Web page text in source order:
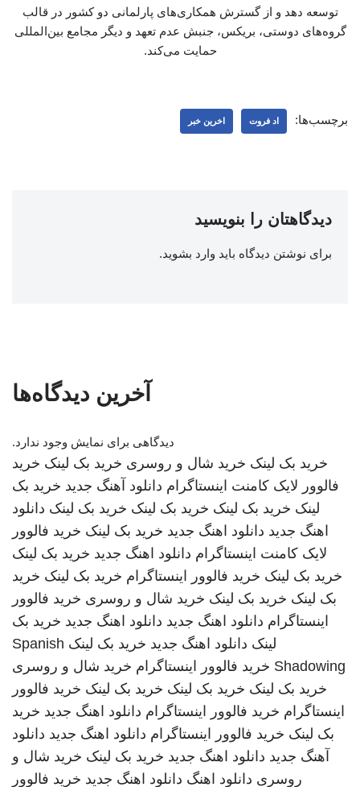
توسعه دهد و از گسترش همکاری‌های پارلمانی دو کشور در قالب
گروه‌های دوستی، بریکس، جنبش عدم تعهد و دیگر مجامع بین‌المللی
حمایت می‌کند.
برچسب‌ها: اد فروت اخرین خبر
دیدگاهتان را بنویسید
برای نوشتن دیدگاه باید وارد بشوید.
آخرین دیدگاه‌ها
دیدگاهی برای نمایش وجود ندارد.
خرید بک لینک خرید شال و روسری خرید بک لینک خرید
فالوور لایک کامنت اینستاگرام دانلود آهنگ جدید خرید بک
لینک خرید بک لینک خرید بک لینک خرید بک لینک دانلود
اهنگ جدید دانلود اهنگ جدید خرید بک لینک خرید فالوور
لایک کامنت اینستاگرام دانلود اهنگ جدید خرید بک لینک
خرید بک لینک خرید فالوور اینستاگرام خرید بک لینک خرید
بک لینک خرید بک لینک خرید شال و روسری خرید فالوور
اینستاگرام دانلود اهنگ جدید دانلود اهنگ جدید خرید بک
لینک دانلود اهنگ جدید خرید بک لینک Spanish
Shadowing خرید فالوور اینستاگرام خرید شال و روسری
خرید بک لینک خرید بک لینک خرید بک لینک خرید فالوور
اینستاگرام خرید فالوور اینستاگرام دانلود اهنگ جدید خرید
بک لینک خرید فالوور اینستاگرام دانلود اهنگ جدید دانلود
آهنگ جدید دانلود اهنگ جدید خرید بک لینک خرید شال و
روسری دانلود اهنگ دانلود اهنگ جدید خرید فالوور